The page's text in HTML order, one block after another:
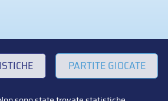
PARTITE GIOCATE